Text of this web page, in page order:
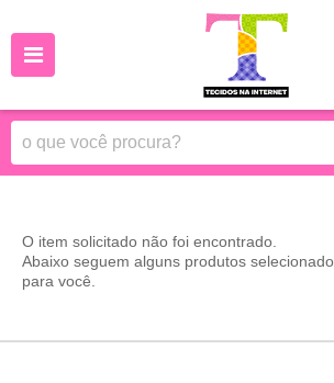
O item solicitado não foi encontrado.
Abaixo seguem alguns produtos
para você.